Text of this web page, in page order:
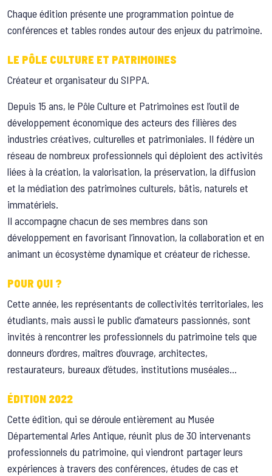
Chaque édition présente une programmation pointue de
conférences et tables rondes autour des enjeux du patrimoine.
LE PÔLE CULTURE ET PATRIMOINES
Créateur et organisateur du SIPPA.
Depuis 15 ans, le Pôle Culture et Patrimoines est l’outil de
développement économique des acteurs des filières des
industries créatives, culturelles et patrimoniales. Il fédère un
réseau de nombreux professionnels qui déploient des activités
liées à la création, la valorisation, la préservation, la diffusion
et la médiation des patrimoines culturels, bâtis, naturels et
immatériels.
Il accompagne chacun de ses membres dans son
développement en favorisant l’innovation, la collaboration et en
animant un écosystème dynamique et créateur de richesse.
POUR QUI ?
Cette année, les représentants de collectivités territoriales, les
étudiants, mais aussi le public d’amateurs passionnés, sont
invités à rencontrer les professionnels du patrimoine tels que
donneurs d’ordres, maîtres d’ouvrage, architectes,
restaurateurs, bureaux d’études, institutions muséales…
ÉDITION 2022
Cette édition, qui se déroule entièrement au Musée
Départemental Arles Antique, réunit plus de 30 intervenants
professionnels du patrimoine, qui viendront partager leurs
expériences à travers des conférences, études de cas et